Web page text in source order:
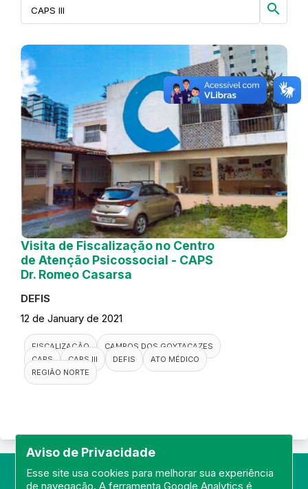
Aviso de Privacidade
Esse site usa cookies para melhorar sua experiência
de navegação. A ferramenta Google Analytics é
search
Visita de Fiscalização no Centro
de Atenção Psicossocial - CAPS
Dr. Romeo Casarsa
DEFIS
12 de January de 2021
FISCALIZAÇÃO
CAMPOS DOS GOYTACAZES
CAPS
CAPS III DEFIS
ATO MÉDICO
REGIÃO NORTE